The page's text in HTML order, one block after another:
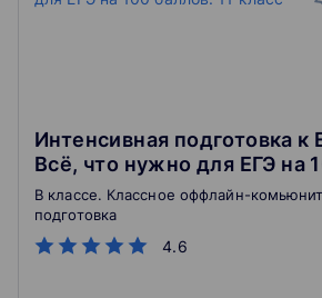
Интенсивная подготовка к
Всё, что нужно для ЕГЭ на
класс
4.6
В классе. Классное оффлайн-
подготовка